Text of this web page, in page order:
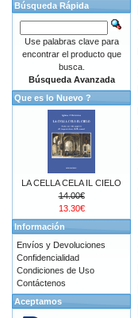
Búsqueda Rápida
Use palabras clave para
encontrar el producto que
busca.
Búsqueda Avanzada
Que es lo Nuevo ?
LA CELLA CELA IL CIELO
14.00€
13.30€
Información
Envíos y Devoluciones
Confidencialidad
Condiciones de Uso
Contáctenos
Aceptamos